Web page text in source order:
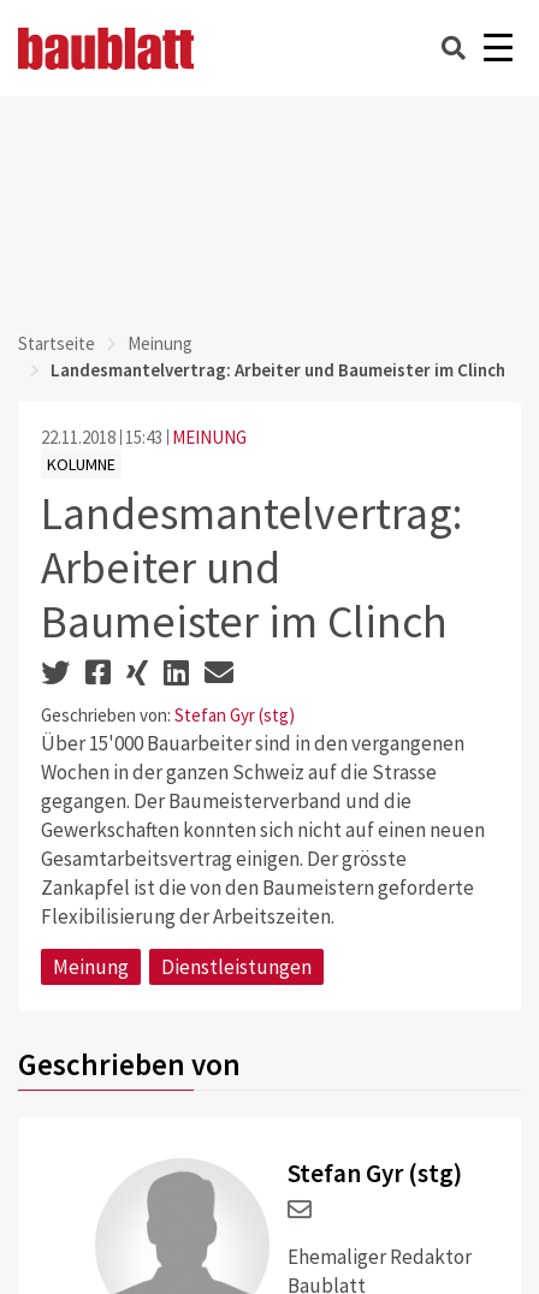
Startseite
Meinung
Landesmantelvertrag: Arbeiter und Baumeister im Clinch
22.11.2018 15:43 MEINUNG
KOLUMNE
Landesmantelvertrag:
Arbeiter und
Baumeister im Clinch
Geschrieben von: Stefan Gyr (stg)
Über 15'000 Bauarbeiter sind in den vergangenen
Wochen in der ganzen Schweiz auf die Strasse
gegangen. Der Baumeisterverband und die
Gewerkschaften konnten sich nicht auf einen neuen
Gesamtarbeitsvertrag einigen. Der grösste
Zankapfel ist die von den Baumeistern geforderte
Flexibilisierung der Arbeitszeiten.
Meinung
Dienstleistungen
Geschrieben von
Stefan Gyr (stg)
Ehemaliger Redaktor
Baublatt